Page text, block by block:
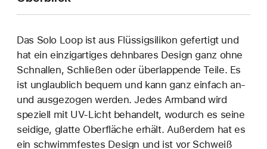
Das Solo Loop ist aus Flüssigsilikon gefertigt und
hat ein einzigartiges dehn­bares Design ganz ohne
Schnallen, Schließen oder überlappende Teile. Es
ist unglaublich bequem und kann ganz einfach an‑
und ausgezogen werden. Jedes Armband wird
speziell mit UV-Licht behandelt, wodurch es seine
seidige, glatte Oberfläche erhält. Außerdem hat es
ein schwimmfestes Design und ist vor Schweiß